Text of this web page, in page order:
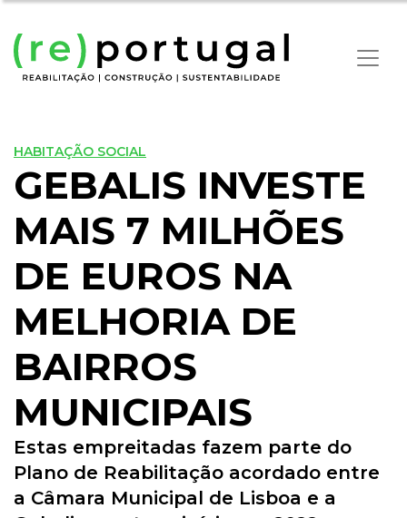
HABITAÇÃO SOCIAL
GEBALIS INVESTE
MAIS 7 MILHÕES
DE EUROS NA
MELHORIA DE
BAIRROS
MUNICIPAIS
Estas empreitadas fazem parte do
Plano de Reabilitação acordado entre
a Câmara Municipal de Lisboa e a